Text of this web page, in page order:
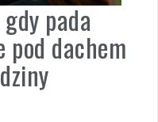
pada
dachem